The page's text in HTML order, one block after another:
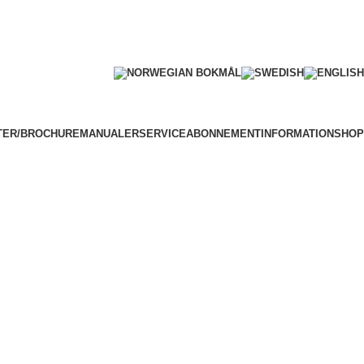
BROCHUREMANUALERSERVICEABONNEMENT INFORMATIONSHOP